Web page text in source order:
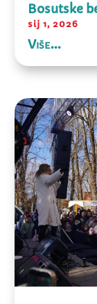
Bosutske
sij 1, 2026
Više...